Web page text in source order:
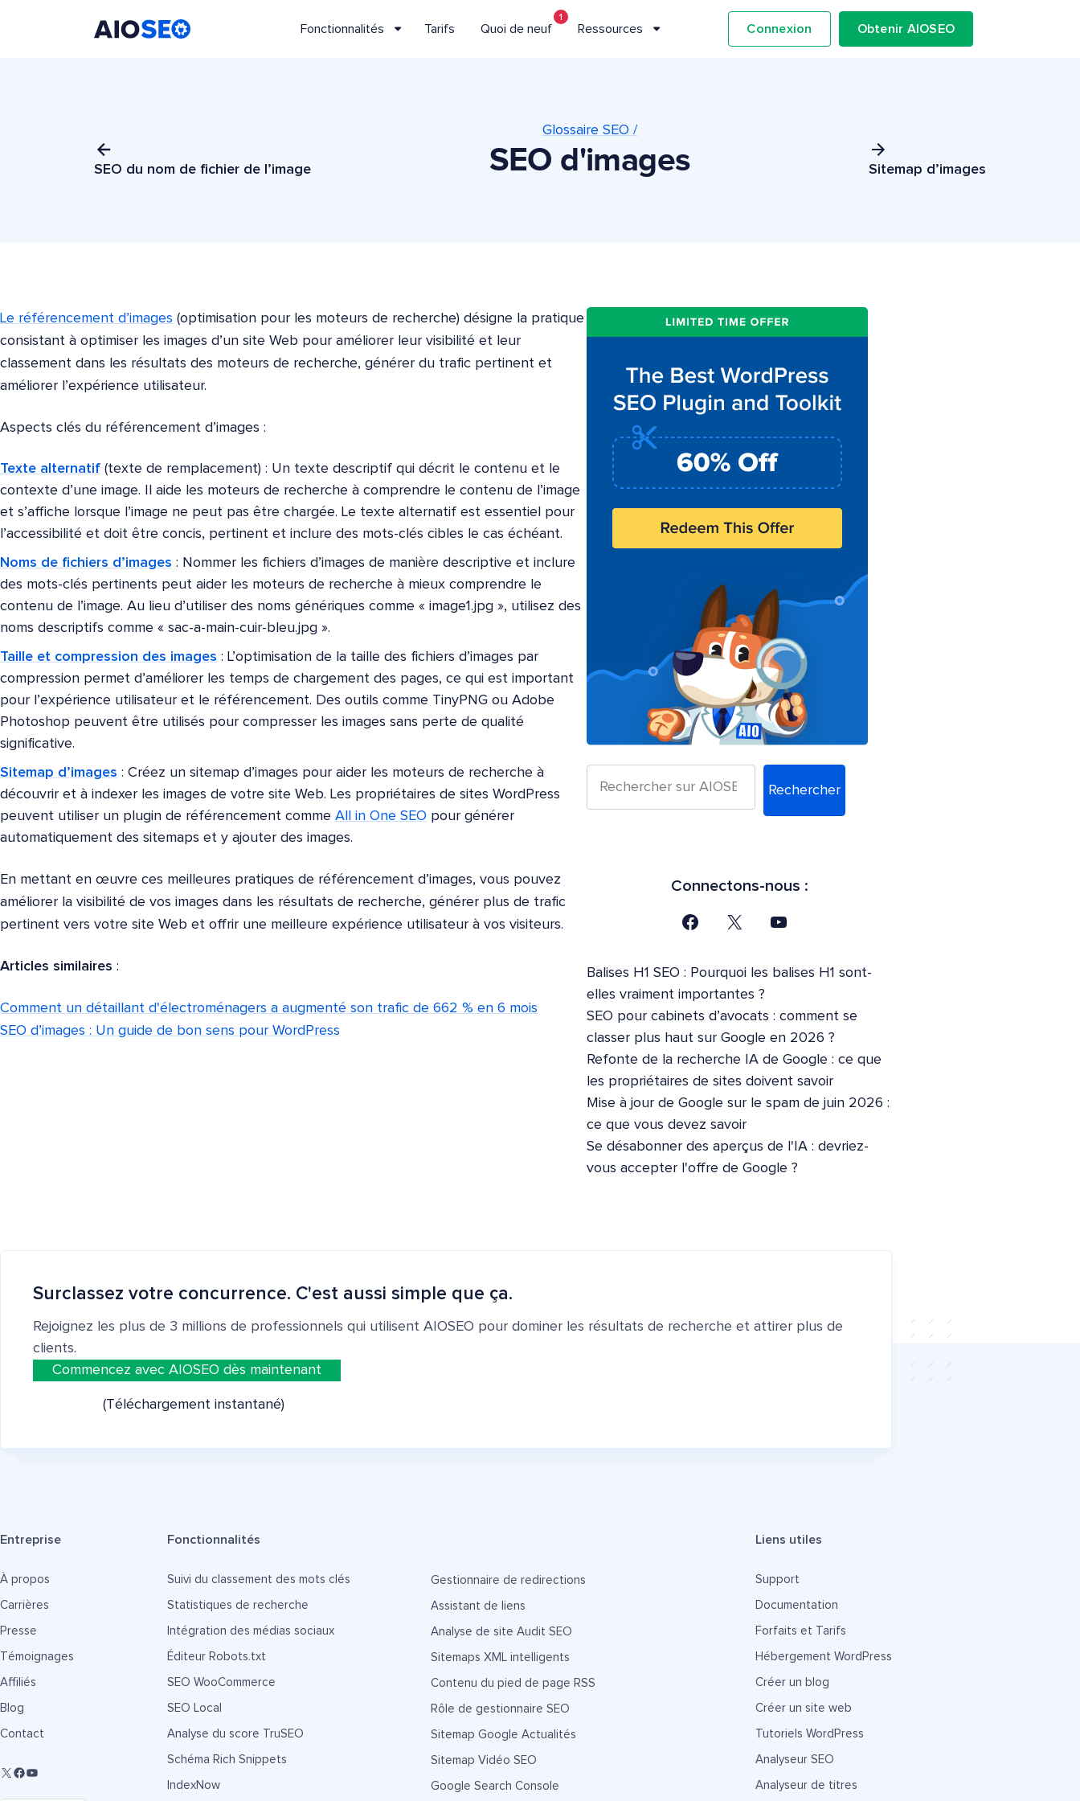
Fonctionnalités Tarifs Quoi de neuf
1
Ressources Connexion Obtenir AIOSEO
SEO du nom de fichier de l’image
Glossaire SEO /
SEO d'images Sitemap d’images
Le référencement d’images (optimisation pour les moteurs de recherche) désigne la pratique
consistant à optimiser les images d’un site Web pour améliorer leur visibilité et leur
classement dans les résultats des moteurs de recherche, générer du trafic pertinent et
améliorer l’expérience utilisateur.
Aspects clés du référencement d’images :
Texte alternatif (texte de remplacement) : Un texte descriptif qui décrit le contenu et le
contexte d’une image. Il aide les moteurs de recherche à comprendre le contenu de l’image
et s’affiche lorsque l’image ne peut pas être chargée. Le texte alternatif est essentiel pour
l’accessibilité et doit être concis, pertinent et inclure des mots-clés cibles le cas échéant.
Noms de fichiers d’images : Nommer les fichiers d’images de manière descriptive et inclure
des mots-clés pertinents peut aider les moteurs de recherche à mieux comprendre le
contenu de l’image. Au lieu d’utiliser des noms génériques comme « image1.jpg », utilisez des
noms descriptifs comme « sac-a-main-cuir-bleu.jpg ».
Taille et compression des images : L’optimisation de la taille des fichiers d’images par
compression permet d’améliorer les temps de chargement des pages, ce qui est important
pour l’expérience utilisateur et le référencement. Des outils comme TinyPNG ou Adobe
Photoshop peuvent être utilisés pour compresser les images sans perte de qualité
significative.
Sitemap d’images : Créez un sitemap d’images pour aider les moteurs de recherche à
découvrir et à indexer les images de votre site Web. Les propriétaires de sites WordPress
peuvent utiliser un plugin de référencement comme All in One SEO pour générer
automatiquement des sitemaps et y ajouter des images.
En mettant en œuvre ces meilleures pratiques de référencement d’images, vous pouvez
améliorer la visibilité de vos images dans les résultats de recherche, générer plus de trafic
pertinent vers votre site Web et offrir une meilleure expérience utilisateur à vos visiteurs.
Articles similaires :
Comment un détaillant d'électroménagers a augmenté son trafic de 662 % en 6 mois
SEO d’images : Un guide de bon sens pour WordPress
Rechercher
Connectons-nous :
Balises H1 SEO : Pourquoi les balises H1 sont-
elles vraiment importantes ?
SEO pour cabinets d’avocats : comment se
classer plus haut sur Google en 2026 ?
Refonte de la recherche IA de Google : ce que
les propriétaires de sites doivent savoir
Mise à jour de Google sur le spam de juin 2026 :
ce que vous devez savoir
Se désabonner des aperçus de l'IA : devriez-
vous accepter l'offre de Google ?
Surclassez votre concurrence. C'est aussi simple que ça.
Rejoignez les plus de 3 millions de professionnels qui utilisent AIOSEO pour dominer les résultats de recherche et attirer plus de
clients.
Commencez avec AIOSEO dès maintenant
(Téléchargement instantané)
Entreprise
À propos
Carrières
Presse
Témoignages
Affiliés
Blog
Contact
Fonctionnalités
Suivi du classement des mots clés
Statistiques de recherche
Intégration des médias sociaux
Éditeur Robots.txt
SEO WooCommerce
SEO Local
Analyse du score TruSEO
Schéma Rich Snippets
IndexNow
Gestionnaire de redirections
Assistant de liens
Analyse de site Audit SEO
Sitemaps XML intelligents
Contenu du pied de page RSS
Rôle de gestionnaire SEO
Sitemap Google Actualités
Sitemap Vidéo SEO
Google Search Console
Liens utiles
Support
Documentation
Forfaits et Tarifs
Hébergement WordPress
Créer un blog
Créer un site web
Tutoriels WordPress
Analyseur SEO
Analyseur de titres